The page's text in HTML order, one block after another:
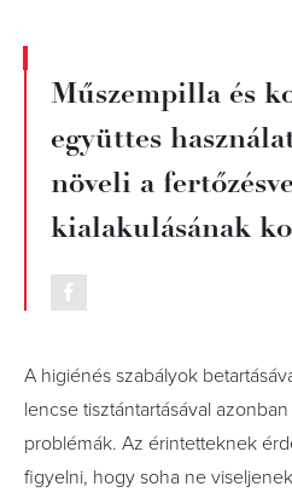
Műszempilla és
együttes
növeli a
kialakulásának
A higiénés szabályok
lencse tisztántartásával
problémák. Az érintetteknek
figyelni, hogy soha ne